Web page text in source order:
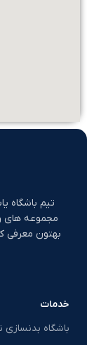
تیم باشگاه
مجموعه های
بهتون معرفی
خدمات
باشگاه